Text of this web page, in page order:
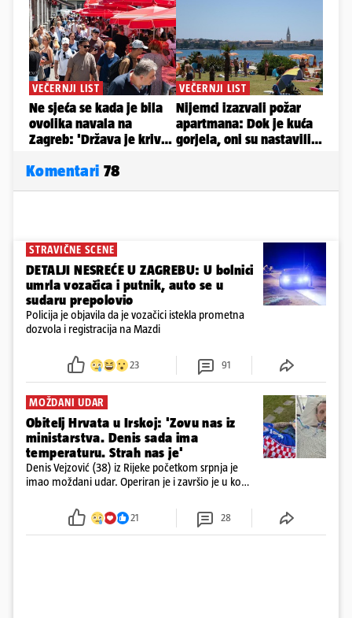
Komentari 78
STRAVIČNE SCENE
DETALJI NESREĆE U ZAGREBU: U bolnici
umrla vozačica i putnik, auto se u
sudaru prepolovio
Policija je objavila da je vozačici istekla prometna
dozvola i registracija na Mazdi
23 91
MOŽDANI UDAR
Obitelj Hrvata u Irskoj: 'Zovu nas iz
ministarstva. Denis sada ima
temperaturu. Strah nas je'
Denis Vejzović (38) iz Rijeke početkom srpnja je
imao moždani udar. Operiran je i završio je u komi.
tamošnji liječnici ne vjeruju u oporavak: 'Imamo
21 28